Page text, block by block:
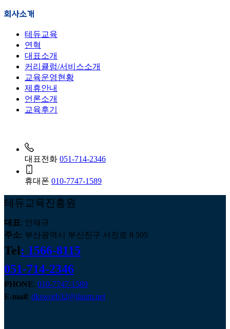
회사소개
테듀교육
연혁
대표소개
커리큘럼/서비스소개
교육운영현황
제휴안내
언론소개
교육후기
대표전화 051-714-2346
휴대폰 010-7747-1589
테듀교육진흥원
대표: 안재규
주소: 부산광역시 부산진구 서전로 8 505
Tel: 1566-8115
051-714-2346
PHONE: 010-7747-1589
E-mail: dksworb32@daum.net